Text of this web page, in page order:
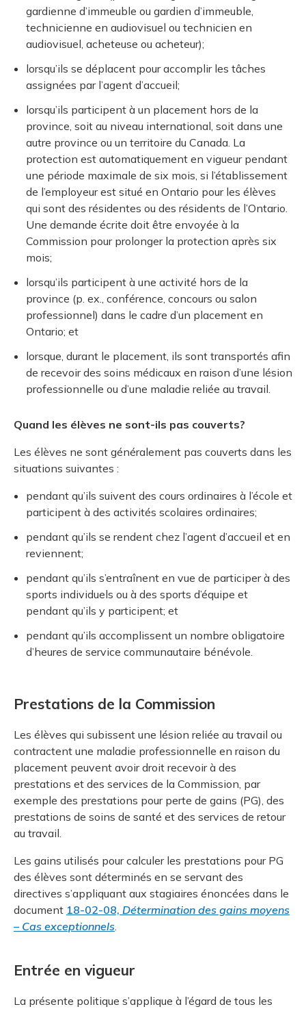
gardienne d’immeuble ou gardien d’immeuble,
technicienne en audiovisuel ou technicien en
audiovisuel, acheteuse ou acheteur);
lorsqu’ils se déplacent pour accomplir les tâches
assignées par l’agent d’accueil;
lorsqu’ils participent à un placement hors de la
province, soit au niveau international, soit dans une
autre province ou un territoire du Canada. La
protection est automatiquement en vigueur pendant
une période maximale de six mois, si l’établissement
de l’employeur est situé en Ontario pour les élèves
qui sont des résidentes ou des résidents de l’Ontario.
Une demande écrite doit être envoyée à la
Commission pour prolonger la protection après six
mois;
lorsqu’ils participent à une activité hors de la
province (p. ex., conférence, concours ou salon
professionnel) dans le cadre d’un placement en
Ontario; et
lorsque, durant le placement, ils sont transportés afin
de recevoir des soins médicaux en raison d’une lésion
professionnelle ou d’une maladie reliée au travail.
Quand les élèves ne sont-ils pas couverts?
Les élèves ne sont généralement pas couverts dans les
situations suivantes :
pendant qu’ils suivent des cours ordinaires à l’école et
participent à des activités scolaires ordinaires;
pendant qu’ils se rendent chez l’agent d’accueil et en
reviennent;
pendant qu’ils s’entraînent en vue de participer à des
sports individuels ou à des sports d’équipe et
pendant qu’ils y participent; et
pendant qu’ils accomplissent un nombre obligatoire
d’heures de service communautaire bénévole.
Prestations de la Commission
Les élèves qui subissent une lésion reliée au travail ou
contractent une maladie professionnelle en raison du
placement peuvent avoir droit recevoir à des
prestations et des services de la Commission, par
exemple des prestations pour perte de gains (PG), des
prestations de soins de santé et des services de retour
au travail.
Les gains utilisés pour calculer les prestations pour PG
des élèves sont déterminés en se servant des
directives s’appliquant aux stagiaires énoncées dans le
document 18-02-08, Détermination des gains moyens
– Cas exceptionnels
Entrée en vigueur
La présente politique s’applique à l’égard de tous les